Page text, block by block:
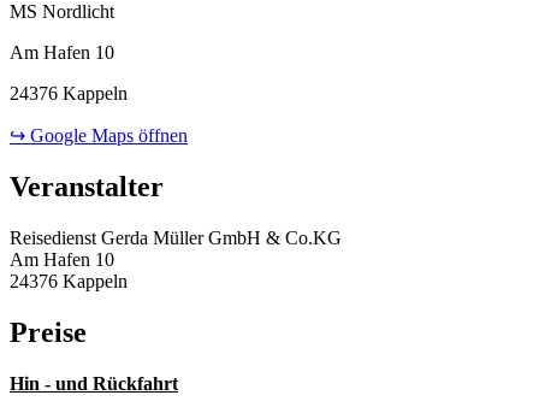
MS Nordlicht
Am Hafen 10
24376 Kappeln
↪ Google Maps öffnen
Veranstalter
Reisedienst Gerda Müller GmbH & Co.KG
Am Hafen 10
24376 Kappeln
Preise
Hin - und Rückfahrt